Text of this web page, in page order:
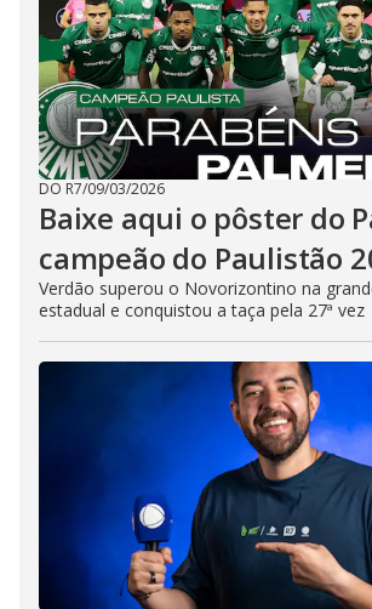
DO R7/09/03/2026
Baixe aqui o pôster do
campeão do Paulistão
Verdão superou o Novorizontino na
estadual e conquistou a taça pela 27ª vez